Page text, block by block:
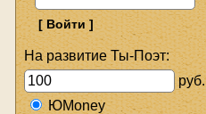
На развитие Ты-Поэт:
руб.
ЮMoney